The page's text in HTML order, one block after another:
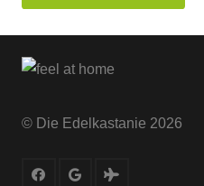
© Die Edelkastanie 2026